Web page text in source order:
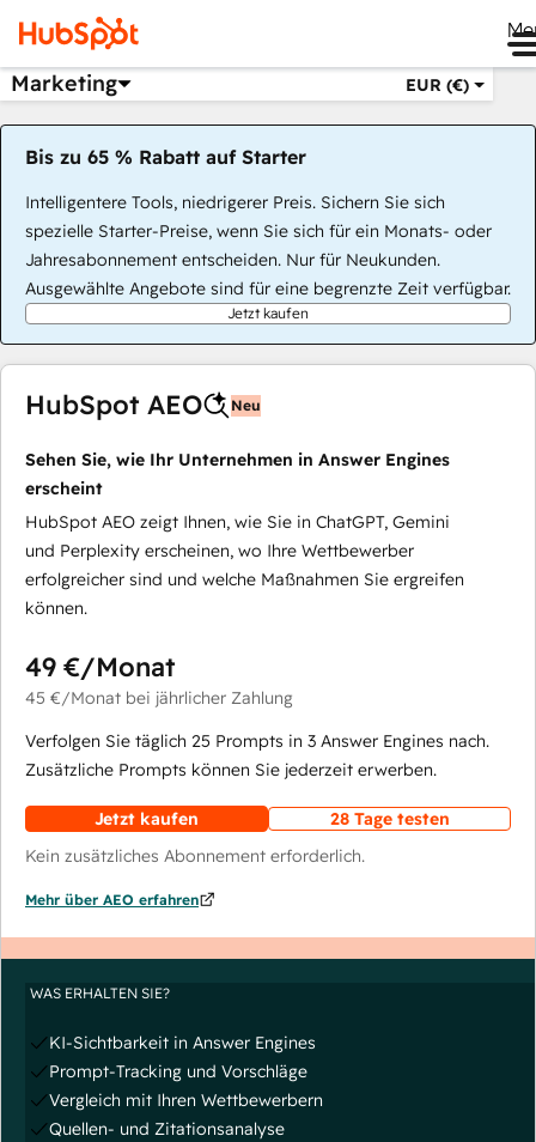
Marketing EUR (€)
Bis zu 65 % Rabatt auf Starter
Intelligentere Tools, niedrigerer Preis. Sichern Sie sich
spezielle Starter-Preise, wenn Sie sich für ein Monats- oder
Jahresabonnement entscheiden. Nur für Neukunden.
Ausgewählte Angebote sind für eine begrenzte Zeit verfügbar.
Jetzt kaufen
HubSpot AEO Neu
Sehen Sie, wie Ihr Unternehmen in Answer Engines
erscheint
HubSpot AEO zeigt Ihnen, wie Sie in ChatGPT, Gemini
und Perplexity erscheinen, wo Ihre Wettbewerber
erfolgreicher sind und welche Maßnahmen Sie ergreifen
können.
49 €/Monat
45 €/Monat bei jährlicher Zahlung
Verfolgen Sie täglich 25 Prompts in 3 Answer Engines nach.
Zusätzliche Prompts können Sie jederzeit erwerben.
Jetzt kaufen
28 Tage testen
Kein zusätzliches Abonnement erforderlich.
Mehr über AEO erfahren
WAS ERHALTEN SIE?
KI-Sichtbarkeit in Answer Engines
Prompt-Tracking und Vorschläge
Vergleich mit Ihren Wettbewerbern
Quellen- und Zitationsanalyse